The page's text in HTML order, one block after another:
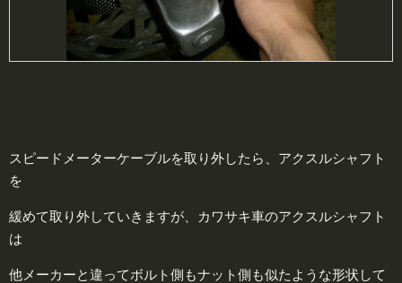
スピードメーターケーブルを取り外したら、アクスルシャフト
を
緩めて取り外していきますが、カワサキ車のアクスルシャフト
は
他メーカーと違ってボルト側もナット側も似たような形状して